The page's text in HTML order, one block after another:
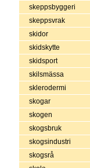
skeppsbyggeri
skeppsvrak
skidor
skidskytte
skidsport
skilsmässa
sklerodermi
skogar
skogen
skogsbruk
skogsindustri
skogsrå